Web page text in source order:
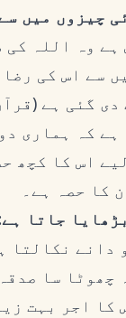
چیزوں میں
وہ اللہ کی
سے اس کی
ہے کہ ہماری
اس کا کچھ
کا حصہ ہے۔
جاتا
چھوٹا سا
کا اجر بہت